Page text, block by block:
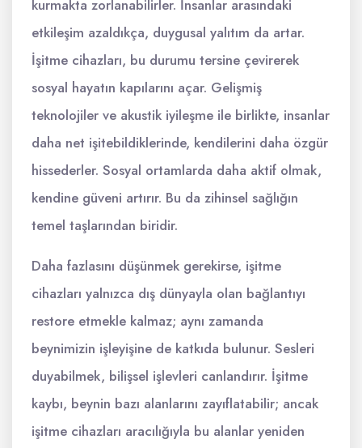
kurmakta zorlanabilirler. İnsanlar arasındaki
etkileşim azaldıkça, duygusal yalıtım da artar.
İşitme cihazları, bu durumu tersine çevirerek
sosyal hayatın kapılarını açar. Gelişmiş
teknolojiler ve akustik iyileşme ile birlikte, insanlar
daha net işitebildiklerinde, kendilerini daha özgür
hissederler. Sosyal ortamlarda daha aktif olmak,
kendine güveni artırır. Bu da zihinsel sağlığın
temel taşlarından biridir.
Daha fazlasını düşünmek gerekirse, işitme
cihazları yalnızca dış dünyayla olan bağlantıyı
restore etmekle kalmaz; aynı zamanda
beynimizin işleyişine de katkıda bulunur. Sesleri
duyabilmek, bilişsel işlevleri canlandırır. İşitme
kaybı, beynin bazı alanlarını zayıflatabilir; ancak
işitme cihazları aracılığıyla bu alanlar yeniden